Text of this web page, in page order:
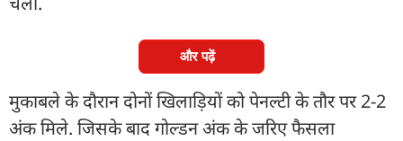
और पढ़ें
मुकाबले के दौरान दोनों खिलाड़ियों को पेनल्टी के तौर पर 2-2
अंक मिले. जिसके बाद गोल्डन अंक के जरिए फैसला